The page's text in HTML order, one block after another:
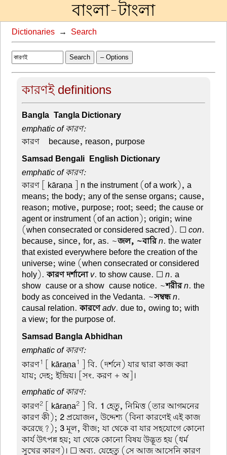
বাংলা-টাংলা
Dictionaries → Search
Search – Options
কারণই definitions
Bangla-Tangla Dictionary
emphatic of কারণ:
কারণ – because, reason, purpose
Samsad Bengali-English Dictionary
emphatic of কারণ:
কারণ [ kāraṇa ] n the instrument (of a work), a
means; the body; any of the sense organs; cause,
reason; motive, purpose; root; seed; the cause or
agent or instrument (of an action); origin; wine
(when consecrated or considered sacred). ☐con.
because, since, for, as. ~জল, ~বারিn. the water
that existed everywhere before the creation of the
universe; wine (when consecrated or considered
holy).কারণ দর্শানো v. to show cause. ☐n. a
show-cause or a show-cause notice. ~শরীরn. the
body as conceived in the Vedanta. ~সম্বন্ধn.
causal relation.কারণেadv. due to, owing to; with
a view; for the purpose of.
Samsad Bangla Abhidhan
emphatic of কারণ:
কারণ1 [ kāraṇa1
] বি. (দর্শনে) যার দ্বারা কাজ করা
যায়; দেহ; ইন্দ্রিয়। [সং. করণ + অ]।
emphatic of কারণ:
কারণ2 [ kāraṇa2 ] বি. 1 হেতু, নিমিত্ত (তার আগমনের
কারণ কী); 2প্রয়োজন, উদ্দেশ্য (বিনা কারণেই এই কাজ
করেছে?); 3মূল, বীজ; যা থেকে বা যার সহযোগে কোনো
কার্য উৎপন্ন হয়; যা থেকে কোনো বিষয় উদ্ভূত হয় (ধর্ম
সুখের কারণ)। ☐ অব্য. যেহেতু (সে আজ আসেনি কারণ